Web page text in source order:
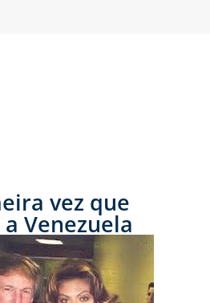
vez que
Venezuela